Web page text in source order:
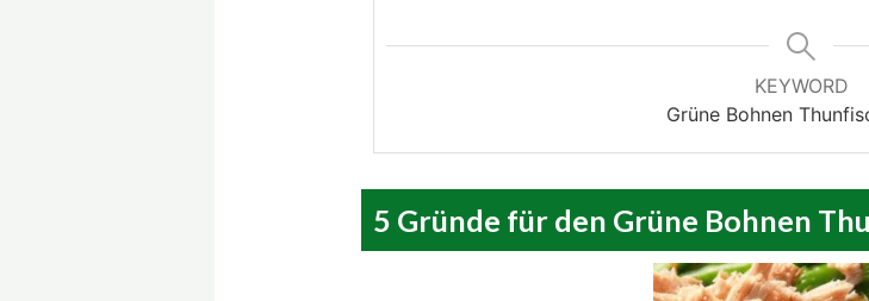
KEYWORD
Grüne Bohnen
5 Gründe für den Grüne Bohnen